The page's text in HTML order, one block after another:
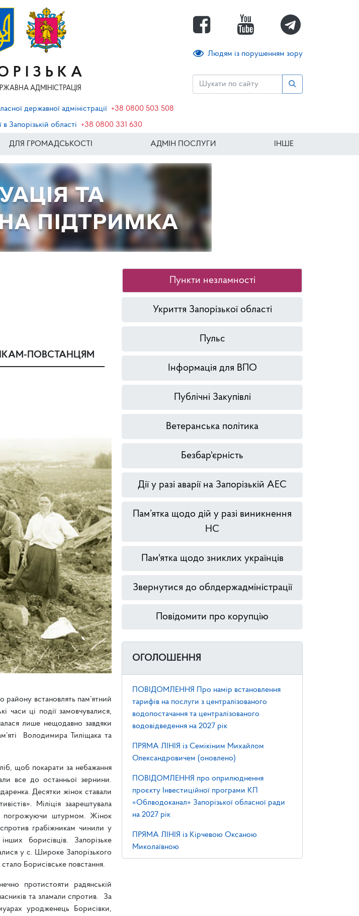
АДМІНІСТРАЦІЯ
Людям із порушенням зору
державної адміністрації +38 0800 503 508
в Запорізькій області
+38 0800 331 630
ДЛЯ ГРОМАДСЬКОСТІ АДМІН ПОСЛУГИ ІНШЕ
ПОВСТАНЦЯМ
встановлять пам’ятний
часи ці події замовчувалися,
лише нещодавно завдяки
Володимира Тиліщака та
щоб покарати за небажання
все до останньої зернини.
Десятки жінок ставали
Міліція заарештувала
погрожуючи штурмом. Жінок
грабіжникам чинили у
борисівців. Запорізьке
у с. Широке Запорізького
Борисівське повстання.
протистояти радянській
та зламали спротив. За
уродженець Борисівки,
Пункти незламності
Укриття Запорізької області
Пульс
Інформація для ВПО
Публічні Закупівлі
Ветеранська політика
Безбар'єрність
Дії у разі аварії на Запорізькій АЕС
Пам’ятка щодо дій у разі виникнення
НС
Пам'ятка щодо зниклих українців
Звернутися до облдержадміністрації
Повідомити про корупцію
ОГОЛОШЕННЯ
ПОВІДОМЛЕННЯ Про намір встановлення
тарифів на послуги з централізованого
водопостачання та централізованого
водовідведення на 2027 рік
ПРЯМА ЛІНІЯ із Семікіним Михайлом
Олександровичем (оновлено)
ПОВІДОМЛЕННЯ про оприлюднення
проєкту Інвестиційної програми КП
«Облводоканал» Запорізької обласної ради
на 2027 рік
ПРЯМА ЛІНІЯ із Кірчевою Оксаною
Миколаївною